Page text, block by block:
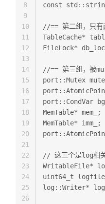
const
//== 第二组，只
TableCache*
FileLock*
//== 第三组，被
port::Mutex
port::CondVar
MemTable* mem_;
MemTable*
// 这三个是log相
WritableFile*
uint64_t
log::Writer*
8
9
10
11
12
13
14
15
16
17
18
19
20
21
22
23
24
25
26